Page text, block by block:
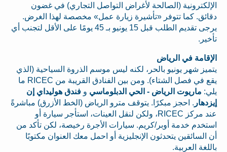
الإلكترونية (الصالحة لأغراض التواصل التجاري) في غضون
دقائق. كما تتوفر «تأشيرة زيارة عمل» مخصصة لهذا الغرض.
يرجى تقديم الطلب قبل 15 يونيو بـ 45 يومًا على الأقل لتجنب أي
تأخير.
الإقامة في الرياض
يتميز شهر يونيو بالحر، لكنه ليس موسم الذروة السياحية (الذي
يقع في فصل الشتاء). ومن بين الفنادق القريبة من RICEC ما
يلي: ماريوت الرياض - الحي الدبلوماسي و فندق هوليداي إن
إيزدهار . احجز مبكرًا. يتوقف مترو الرياض (الخط الأزرق) مباشرةً
عند مركز RICEC، ولكن لنقل العينات، استأجر سيارة أو
استخدم خدمة أوبر/كريم. سيارات الأجرة رخيصة، لكن تأكد من
أن السائقين يتحدثون الإنجليزية أو احمل معك العنوان مكتوبًا
باللغة العربية.